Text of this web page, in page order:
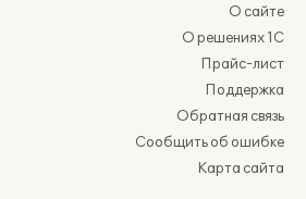
О сайте
О решениях 1С
Прайс-лист
Поддержка
Обратная связь
Сообщить об ошибке
Карта сайта